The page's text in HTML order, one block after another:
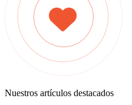
Nuestros artículos destacados